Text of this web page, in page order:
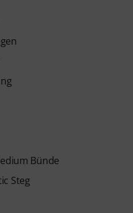
Bünde
Steg